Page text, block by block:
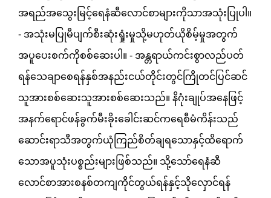
အရည်အသွေးမြင့်ရေနံဆီလောင်စာများကိုသာအသုံးပြုပါ။
- အသုံးမပြုမီပျက်စီးဆုံးရှုံးမှုသို့မဟုတ်ယိုစိမ့်မှုအတွက်
အပူပေးစက်ကိုစစ်ဆေးပါ။ - အန္တရာယ်ကင်းစွာလည်ပတ်
ရန်သေချာစေရန်နှစ်အနည်းငယ်တိုင်းတွင်ကြိုတင်ပြင်ဆင်
သူအားစစ်ဆေးသူအားစစ်ဆေးသည်။ နိဂုံးချုပ်အနေဖြင့်
အနက်ရောင်ဖန်ခွက်မီးခိုးခေါင်းဆင်ကရေစီမံကိန်းသည်
ဆောင်းရာသီအတွက်ယုံကြည်စိတ်ချရသောနှင့်ထိရောက်
သောအပူသုံးပစ္စည်းများဖြစ်သည်။ သို့သော်ရေနံဆီ
လောင်စာအားစနစ်တကျကိုင်တွယ်ရန်နှင့်သိုလှောင်ရန်